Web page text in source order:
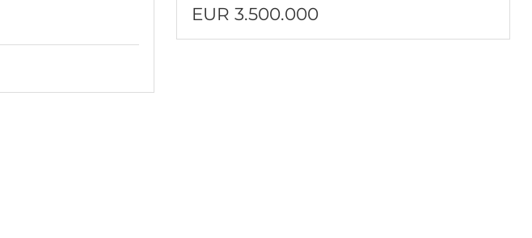
EUR 3.500.000